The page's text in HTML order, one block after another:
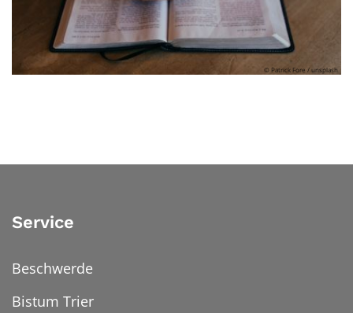
© Patrick Fore / unsplash
Service
Beschwerde
Bistum Trier